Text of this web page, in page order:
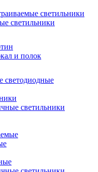
светильники
светильники
и полок
светодиодные
светильники